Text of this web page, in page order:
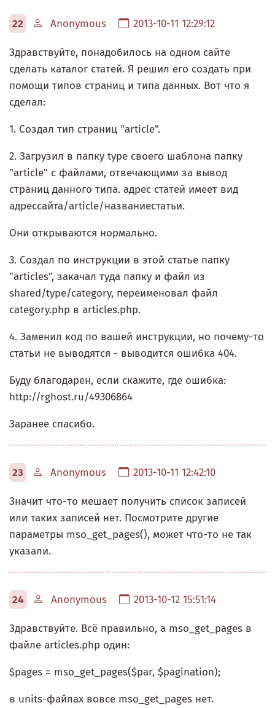
22 Anonymous 2013-10-11 12:29:12
Здравствуйте, понадобилось на одном сайте
сделать каталог статей. Я решил его создать при
помощи типов страниц и типа данных. Вот что я
сделал:
1. Создал тип страниц "article".
2. Загрузил в папку type своего шаблона папку
"article" с файлами, отвечающими за вывод
страниц данного типа. адрес статей имеет вид
адрессайта/article/названиестатьи.
Они открываются нормально.
3. Создал по инструкции в этой статье папку
"articles", закачал туда папку и файл из
shared/type/category, переименовал файл
category.php в articles.php.
4. Заменил код по вашей инструкции, но почему-то
статьи не выводятся - выводится ошибка 404.
Буду благодарен, если скажите, где ошибка:
http://rghost.ru/49306864
Заранее спасибо.
23 Anonymous 2013-10-11 12:42:10
Значит что-то мешает получить список записей
или таких записей нет. Посмотрите другие
параметры mso_get_pages(), может что-то не так
указали.
24 Anonymous 2013-10-12 15:51:14
Здравствуйте. Всё правильно, а mso_get_pages в
файле articles.php один:
$pages = mso_get_pages($par, $pagination);
в units-файлах вовсе mso_get_pages нет.